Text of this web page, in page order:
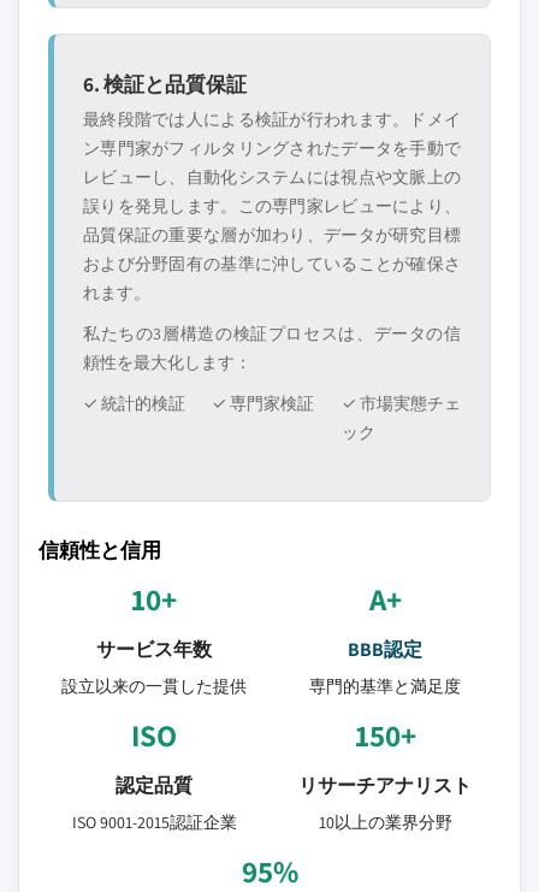
6. 検証と品質保証
最終段階では人による検証が行われます。ドメイ
ン専門家がフィルタリングされたデータを手動で
レビューし、自動化システムには視点や文脈上の
誤りを発見します。この専門家レビューにより、
品質保証の重要な層が加わり、データが研究目標
および分野固有の基準に沖していることが確保さ
れます。
私たちの3層構造の検証プロセスは、データの信
頼性を最大化します：
✓ 統計的検証
✓ 専門家検証
✓ 市場実態チェ
ック
信頼性と信用
10+
サービス年数
設立以来の一貫した提供
A+
BBB認定
専門的基準と満足度
ISO
認定品質
ISO 9001-2015認証企業
150+
リサーチアナリスト
10以上の業界分野
95%